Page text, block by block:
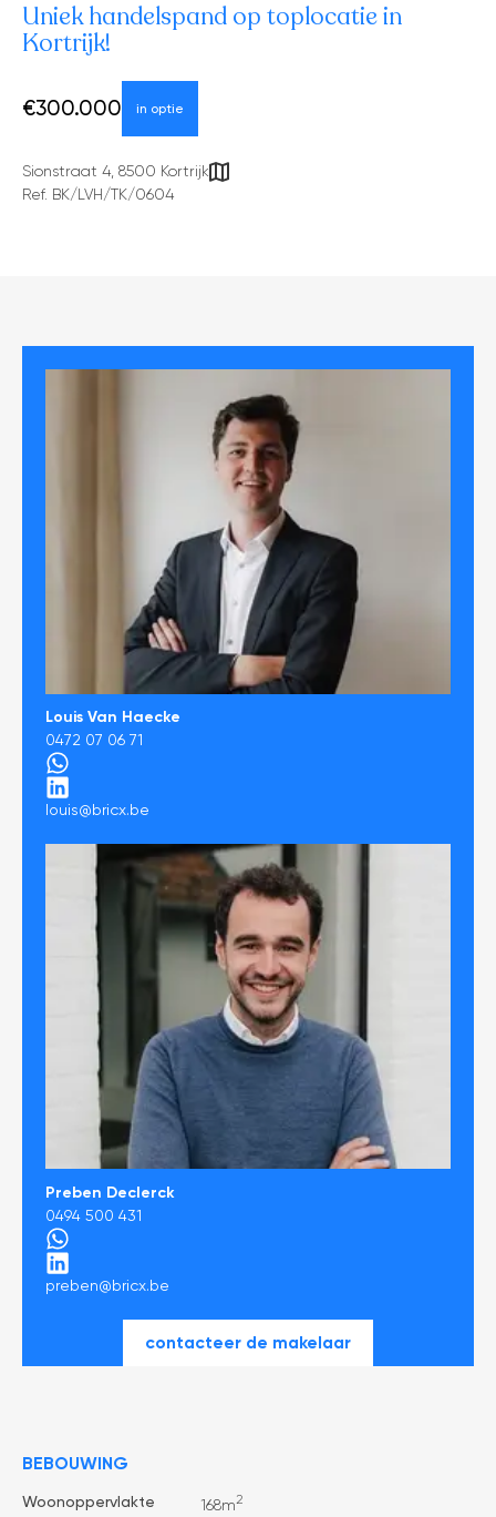
Uniek handelspand op toplocatie in
Kortrijk!
€300.000 in optie
Sionstraat 4, 8500 Kortrijk
Ref. BK/LVH/TK/0604
Louis Van Haecke
0472 07 06 71
louis@bricx.be
Preben Declerck
0494 500 431
preben@bricx.be
contacteer de makelaar
BEBOUWING
Woonoppervlakte 168m2